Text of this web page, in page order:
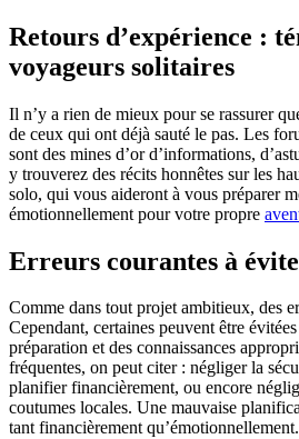
Retours d’expérience :
voyageurs solitaires
Il n’y a rien de mieux pour se rassurer
de ceux qui ont déjà sauté le pas. Les
sont des mines d’or d’informations,
y trouverez des récits honnêtes sur les
solo, qui vous aideront à vous préparer
émotionnellement pour votre propre
Erreurs courantes à
Comme dans tout projet ambitieux, des
Cependant, certaines peuvent être
préparation et des connaissances
fréquentes, on peut citer : négliger la
planifier financièrement, ou encore
coutumes locales. Une mauvaise
tant financièrement qu’émotionnellement.